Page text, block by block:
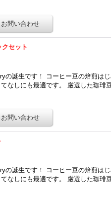
セット
の誕生です！ コーヒー豆の焙煎は
なしにも最適です。 厳選した珈琲
の誕生です！ コーヒー豆の焙煎は
なしにも最適です。 厳選した珈琲